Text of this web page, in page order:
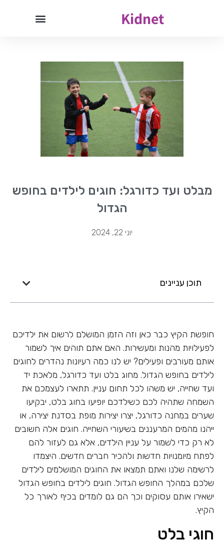
Kidnet
מבלט ועד כדורגל: חוגים לילדים בחופש
הגדול
יוני 22, 2024
תוכן עניינים
חופשת הקיץ כבר כאן וזה הזמן המושלם לרשום את ילדיכם
לפעילויות מהנות ומעשירות. האם אתם תוהים איך לשמור
אותם מעורבים ופעילים? יש לנו כמה רעיונות נהדרים לחוגים
לילדים בחופש הגדול. מחוג בלט ועד כדורגל, מלאכת יד
ועד שחייה, יש משהו לכל תחום עניין. תתארו לעצמכם את
השמחה שתהיה לכם כשילדכם יופיעו בחוג בלט, יבקיעו
שערים במחנה כדורגל, יצרו יצירות מופת בסדנת יצירה, או
ייהנו מהמים המרעננים בשיעורי השחייה. חוגים אלה חשובים
לא רק כדי לשמור על עניין הילדים, אלא גם לעזור להם
לפתח מיומנויות חדשות ולהכיר חברים חדשים. היצמדו
לרשימה שלנו ואתם תמצאו את החוגים המושלמים לילדים
שלכם במהלך החופש הגדול. חוגים לילדים בחופש הגדול
ישאירו אותם עסוקים וכך הם גם לומדים בכיף לאורך כל
הקיץ.
חוגי בלט